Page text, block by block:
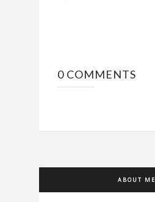
0 COMMENTS
ABOUT ME